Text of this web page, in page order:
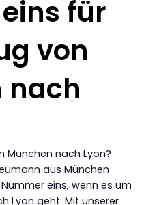
für
von
nach
München nach Lyon?
aus München
eins, wenn es um
Lyon geht. Mit unserer